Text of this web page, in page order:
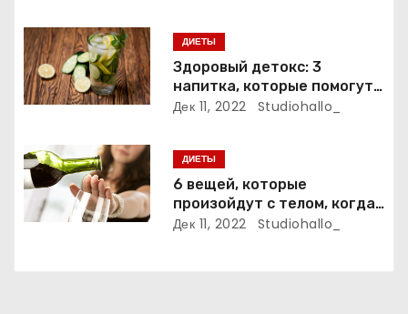
а
п
и
я
м
ДИЕТЫ
Здоровый детокс: 3
напитка, которые помогут
очистить организм
Дек 11, 2022 Studiohallo_
ДИЕТЫ
6 вещей, которые
произойдут с телом, когда
вы откажетесь от алкоголя
Дек 11, 2022 Studiohallo_